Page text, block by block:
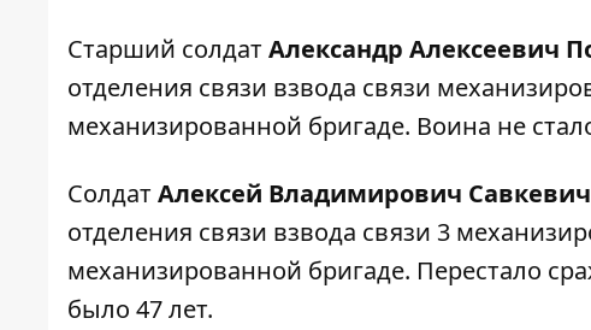
Старший солдат Александр Алексеевич
отделения связи взвода связи
механизированной бригаде. Воина не
Солдат Алексей Владимирович Савкевич
отделения связи взвода связи 3
механизированной бригаде. Перестало
было 47 лет.